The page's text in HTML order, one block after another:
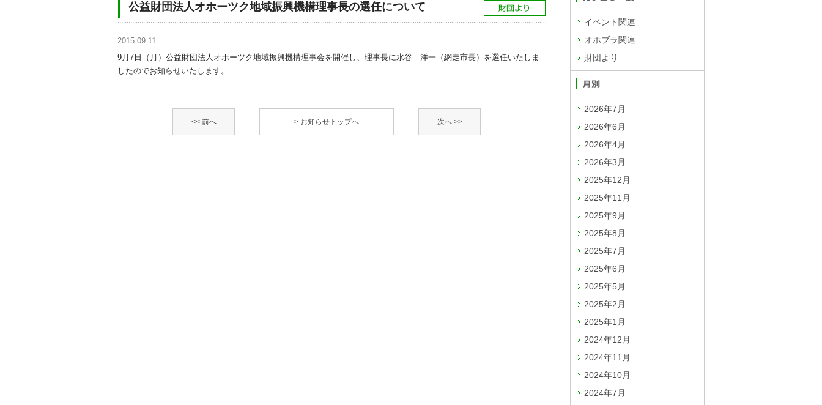
公益財団法人オホーツク地域振興機構理事長の選任について
2015.09.11
9月7日（月）公益財団法人オホーツク地域振興機構理事会を開催し、理事長に水谷 洋一（網走市長）を選任いたしま
したのでお知らせいたします。
<< 前へ > お知らせトップへ 次へ >>
イベント関連
オホブラ関連
財団より
2026年7月
2026年6月
2026年4月
2026年3月
2025年12月
2025年11月
2025年9月
2025年8月
2025年7月
2025年6月
2025年5月
2025年2月
2025年1月
2024年12月
2024年11月
2024年10月
2024年7月